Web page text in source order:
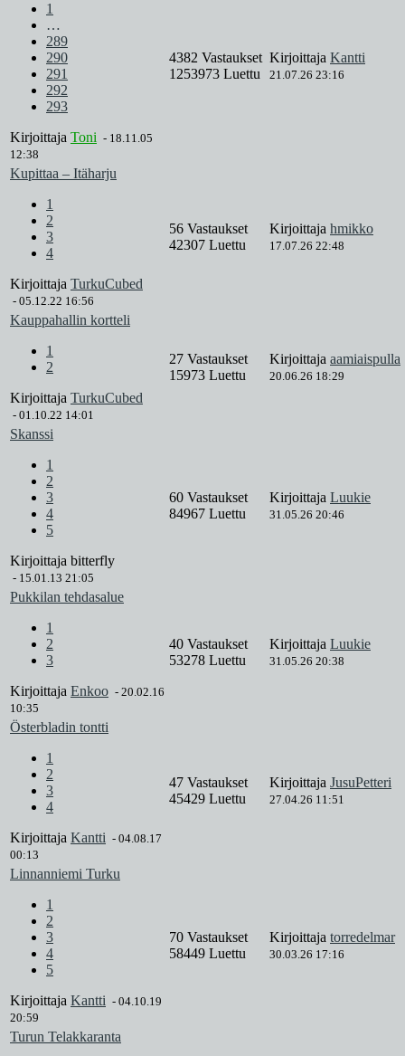
1
…
289
290
291
292
293
Kirjoittaja Toni - 18.11.05
12:38
4382 Vastaukset
1253973 Luettu
Kirjoittaja Kantti
21.07.26 23:16
Kupittaa – Itäharju
1
2
3
4
Kirjoittaja TurkuCubed
- 05.12.22 16:56
56 Vastaukset
42307 Luettu
Kirjoittaja hmikko
17.07.26 22:48
Kauppahallin kortteli
1
2
Kirjoittaja TurkuCubed
- 01.10.22 14:01
27 Vastaukset
15973 Luettu
Kirjoittaja aamiaispulla
20.06.26 18:29
Skanssi
1
2
3
4
5
Kirjoittaja bitterfly
- 15.01.13 21:05
60 Vastaukset
84967 Luettu
Kirjoittaja Luukie
31.05.26 20:46
Pukkilan tehdasalue
1
2
3
Kirjoittaja Enkoo - 20.02.16
10:35
40 Vastaukset
53278 Luettu
Kirjoittaja Luukie
31.05.26 20:38
Österbladin tontti
1
2
3
4
Kirjoittaja Kantti - 04.08.17
00:13
47 Vastaukset
45429 Luettu
Kirjoittaja JusuPetteri
27.04.26 11:51
Linnanniemi Turku
1
2
3
4
5
Kirjoittaja Kantti - 04.10.19
20:59
70 Vastaukset
58449 Luettu
Kirjoittaja torredelmar
30.03.26 17:16
Turun Telakkaranta